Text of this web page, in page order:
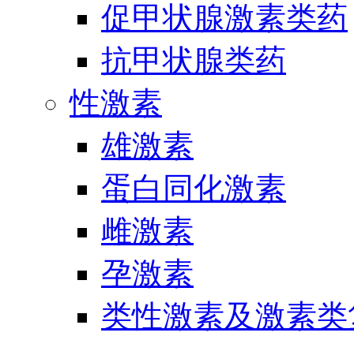
促甲状腺激素类药
抗甲状腺类药
性激素
雄激素
蛋白同化激素
雌激素
孕激素
类性激素及激素